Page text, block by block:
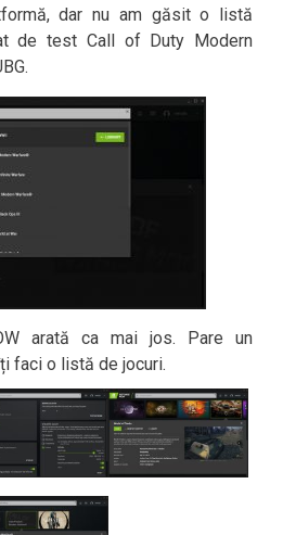
dar nu am găsit o listă
de test Call of Duty Modern
arată ca mai jos. Pare un
faci o listă de jocuri.